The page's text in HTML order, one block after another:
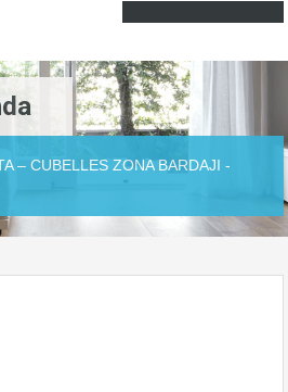
– CUBELLES ZONA BARDAJI -